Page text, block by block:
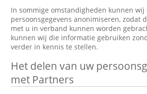
In sommige omstandigheden kunnen wij
persoonsgegevens anonimiseren, zodat
met u in verband kunnen worden
kunnen wij die informatie gebruiken
verder in kennis te stellen.
Het delen van uw
met Partners